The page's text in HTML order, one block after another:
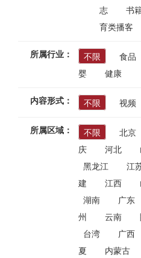
志
书
育类播客
所属行业： 不限 食品
婴
健康
内容形式： 不限 视频
所属区域： 不限 北京
庆
河北
黑龙江
江
建
江西
湖南
广东
州
云南
台湾
广西
夏
内蒙古